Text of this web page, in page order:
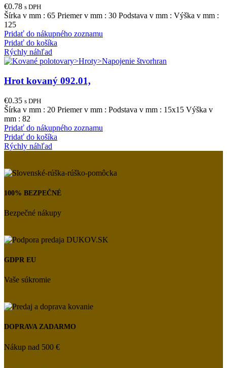
€0.78 s DPH
Šírka v mm : 65 Priemer v mm : 30 Podstava v mm : Výška v mm :
125
Pridať do nákupného zoznamu
Pridať do košíka
Rýchly náhľad
Hrot kovaný 092.01,
€0.35 s DPH
Šírka v mm : 20 Priemer v mm : Podstava v mm : 15x15 Výška v
mm : 82
Pridať do nákupného zoznamu
Pridať do košíka
Rýchly náhľad
100% BEZPEČNÉ
Bezpečné nákupy
GDPR EU
Vaše súkromie
DOPRAVA ZADARMO
Nákup nad 500 €